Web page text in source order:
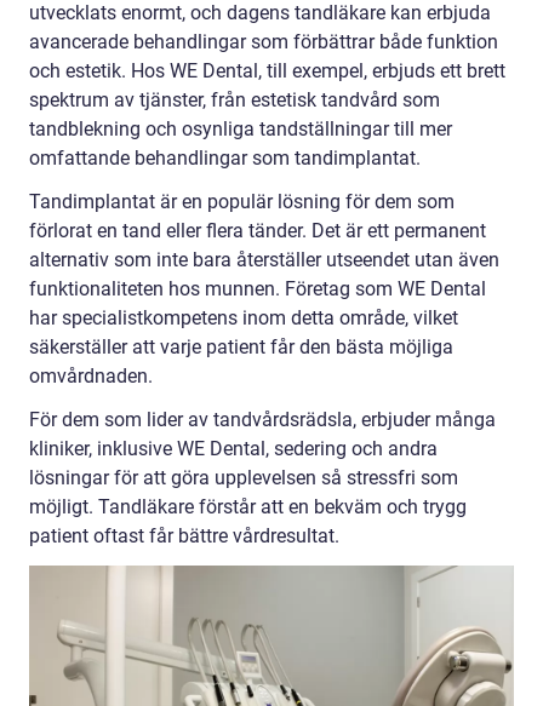
utvecklats enormt, och dagens tandläkare kan erbjuda
avancerade behandlingar som förbättrar både funktion
och estetik. Hos WE Dental, till exempel, erbjuds ett brett
spektrum av tjänster, från estetisk tandvård som
tandblekning och osynliga tandställningar till mer
omfattande behandlingar som tandimplantat.
Tandimplantat är en populär lösning för dem som
förlorat en tand eller flera tänder. Det är ett permanent
alternativ som inte bara återställer utseendet utan även
funktionaliteten hos munnen. Företag som WE Dental
har specialistkompetens inom detta område, vilket
säkerställer att varje patient får den bästa möjliga
omvårdnaden.
För dem som lider av tandvårdsrädsla, erbjuder många
kliniker, inklusive WE Dental, sedering och andra
lösningar för att göra upplevelsen så stressfri som
möjligt. Tandläkare förstår att en bekväm och trygg
patient oftast får bättre vårdresultat.